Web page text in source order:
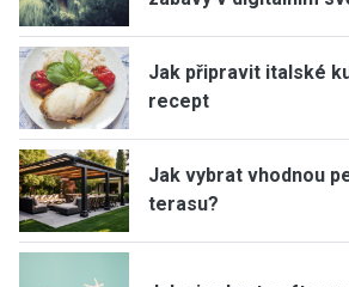
Jak připravit italské
recept
Jak vybrat vhodnou
terasu?